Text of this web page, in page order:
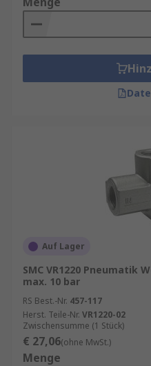
Auf Lager
SMC VR1220 Pneumatik
max. 10 bar
RS Best.-Nr. 457-117
Herst. Teile-Nr. VR1220-02
Zwischensumme (1 Stück)
€ 27,06(ohne MwSt.)
Menge